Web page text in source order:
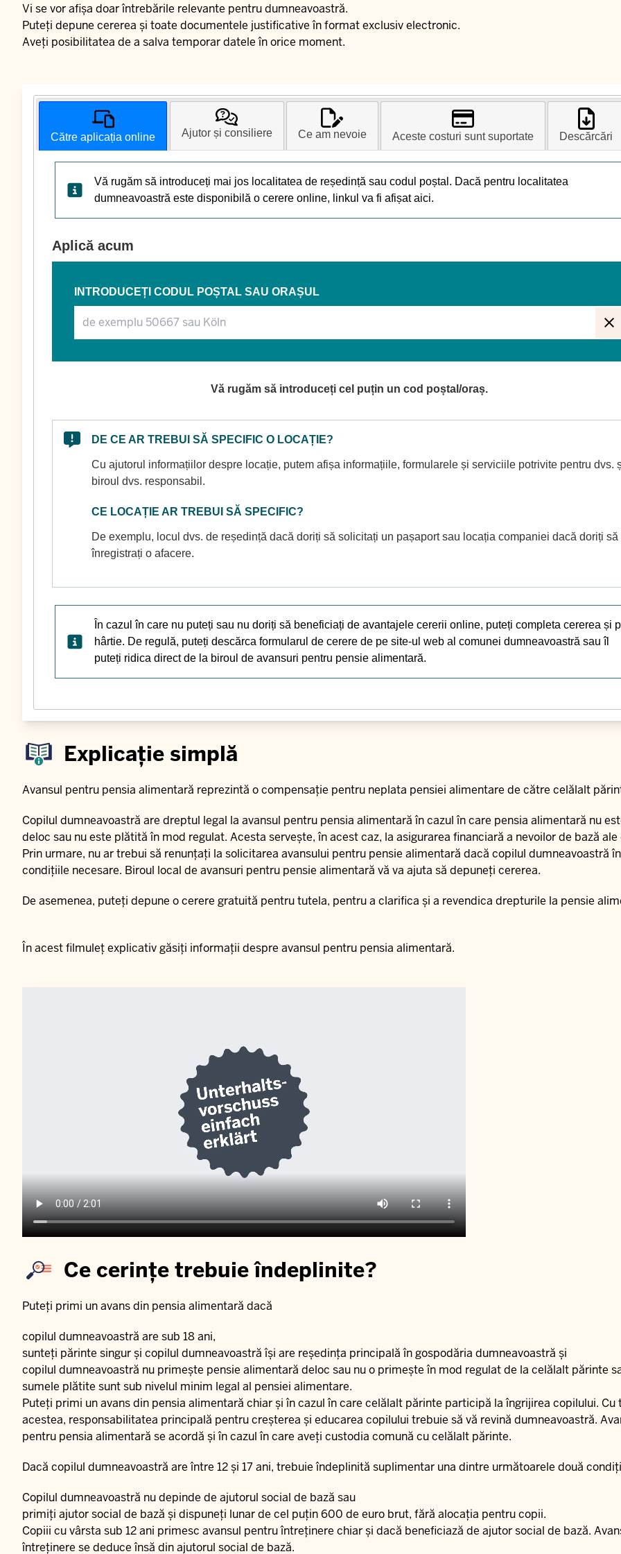
Vi se vor afișa doar întrebările relevante pentru dumneavoastră.
Puteți depune cererea și toate documentele justificative în format exclusiv electronic.
Aveți posibilitatea de a salva temporar datele în orice moment.
Către aplicația online Ajutor și consiliere Ce am nevoie Aceste costuri sunt suportate Descărcări
Vă rugăm să introduceți mai jos localitatea de reședință sau codul poștal. Dacă pentru localitatea
dumneavoastră este disponibilă o cerere online, linkul va fi afișat aici.
Aplică acum
INTRODUCEȚI CODUL POȘTAL SAU ORAȘUL
Vă rugăm să introduceți cel puțin un cod poștal/oraș.
DE CE AR TREBUI SĂ SPECIFIC O LOCAȚIE?
Cu ajutorul informațiilor despre locație, putem afișa informațiile, formularele și serviciile potrivite pentru dvs.
biroul dvs. responsabil.
CE LOCAȚIE AR TREBUI SĂ SPECIFIC?
De exemplu, locul dvs. de reședință dacă doriți să solicitați un pașaport sau locația companiei dacă doriți să
înregistrați o afacere.
În cazul în care nu puteți sau nu doriți să beneficiați de avantajele cererii online, puteți completa cererea și
hârtie. De regulă, puteți descărca formularul de cerere de pe site-ul web al comunei dumneavoastră sau îl
puteți ridica direct de la biroul de avansuri pentru pensie alimentară.
Explicație simplă
Avansul pentru pensia alimentară reprezintă o compensație pentru neplata pensiei alimentare de către celălalt
Copilul dumneavoastră are dreptul legal la avansul pentru pensia alimentară în cazul în care pensia alimentară nu
deloc sau nu este plătită în mod regulat. Acesta servește, în acest caz, la asigurarea financiară a nevoilor de bază
Prin urmare, nu ar trebui să renunțați la solicitarea avansului pentru pensie alimentară dacă copilul dumneavoastră
condițiile necesare. Biroul local de avansuri pentru pensie alimentară vă va ajuta să depuneți cererea.
De asemenea, puteți depune o cerere gratuită pentrututela, pentru a clarifica și a revendica drepturile la pensie
În acest filmuleț explicativ găsiți informații despre avansul pentru pensia alimentară.
Ce cerințe trebuie îndeplinite?
Puteți primi un avans din pensia alimentară dacă
copilul dumneavoastră are sub 18 ani,
sunteți părinte singur și copilul dumneavoastră își are reședința principală în gospodăria dumneavoastră și
copilul dumneavoastră nu primește pensie alimentară deloc sau nu o primește în mod regulat de la celălalt părinte
sumele plătite sunt sub nivelul minim legal al pensiei alimentare.
Puteți primi un avans din pensia alimentară chiar și în cazul în care celălalt părinte participă la îngrijirea copilului. Cu
acestea, responsabilitatea principală pentru creșterea și educarea copilului trebuie să vă revină dumneavoastră.
pentru pensia alimentară se acordă și în cazul în care aveți custodia comună cu celălalt părinte.
Dacă copilul dumneavoastră are între 12 și 17 ani, trebuie îndeplinită suplimentar una dintre următoarele două
Copilul dumneavoastră nu depinde de ajutorul social de bază sau
primiți ajutor social de bază și dispuneți lunar de cel puțin 600 de euro brut, fără alocația pentru copii.
Copiii cu vârsta sub 12 ani primesc avansul pentru întreținere chiar și dacă beneficiază de ajutor social de bază.
întreținere se deduce însă din ajutorul social de bază.